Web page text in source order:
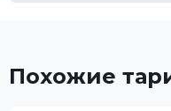
Похожие